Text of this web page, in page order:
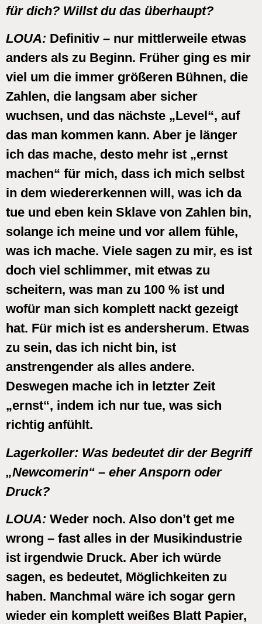
für dich? Willst du das überhaupt?
LOUA: Definitiv – nur mittlerweile etwas
anders als zu Beginn. Früher ging es mir
viel um die immer größeren Bühnen, die
Zahlen, die langsam aber sicher
wuchsen, und das nächste „Level“, auf
das man kommen kann. Aber je länger
ich das mache, desto mehr ist „ernst
machen“ für mich, dass ich mich selbst
in dem wiedererkennen will, was ich da
tue und eben kein Sklave von Zahlen bin,
solange ich meine und vor allem fühle,
was ich mache. Viele sagen zu mir, es ist
doch viel schlimmer, mit etwas zu
scheitern, was man zu 100 % ist und
wofür man sich komplett nackt gezeigt
hat. Für mich ist es andersherum. Etwas
zu sein, das ich nicht bin, ist
anstrengender als alles andere.
Deswegen mache ich in letzter Zeit
„ernst“, indem ich nur tue, was sich
richtig anfühlt.
Lagerkoller: Was bedeutet dir der Begriff
„Newcomerin“ – eher Ansporn oder
Druck?
LOUA: Weder noch. Also don’t get me
wrong – fast alles in der Musikindustrie
ist irgendwie Druck. Aber ich würde
sagen, es bedeutet, Möglichkeiten zu
haben. Manchmal wäre ich sogar gern
wieder ein komplett weißes Blatt Papier,